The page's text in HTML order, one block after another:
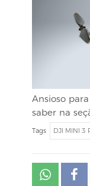
Ansioso
saber na
Tags DJI MINI 3